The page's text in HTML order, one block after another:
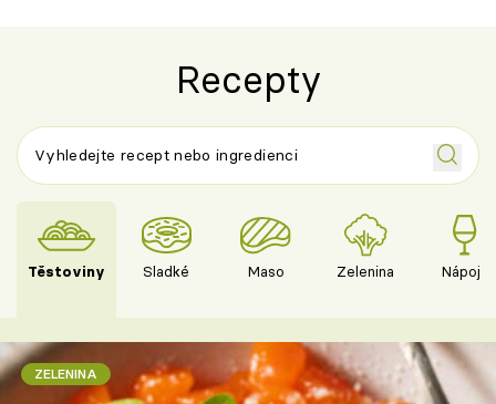
Recepty
Těstoviny Sladké Maso Zelenina Nápoje
ZELENINA